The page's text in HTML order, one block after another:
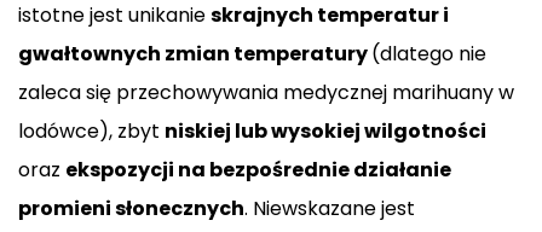
istotne jest unikanieskrajnych temperatur i
gwałtownych zmian temperatury(dlatego nie
zaleca się przechowywania medycznej marihuany w
lodówce), zbyt niskiej lub wysokiej wilgotności
oraz ekspozycji na bezpośrednie działanie
promieni słonecznych. Niewskazane jest